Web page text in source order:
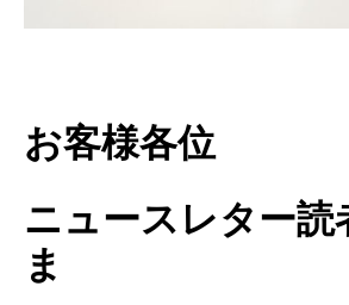
お客様各位
ニュースレター読
ま